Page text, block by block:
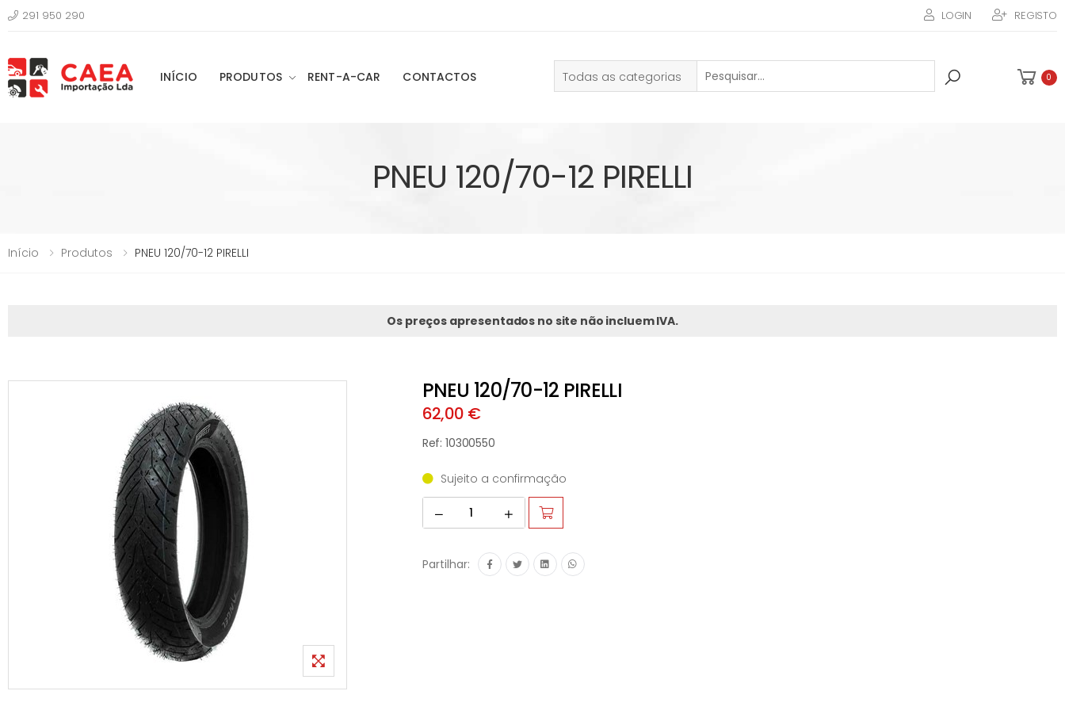
291 950 290 LOGIN REGISTO
INÍCIO PRODUTOS RENT-A-CAR CONTACTOS 0
Todas as categorias
PNEU 120/70-12 PIRELLI
Início Produtos PNEU 120/70-12 PIRELLI
Os preços apresentados no site não incluem IVA.
PNEU 120/70-12 PIRELLI
62,00 €
Ref: 10300550
Sujeito a confirmação
Partilhar: